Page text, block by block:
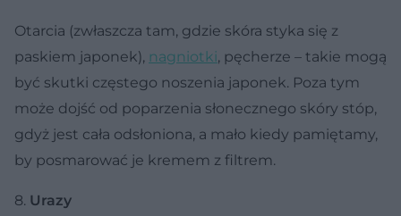
Otarcia (zwłaszcza tam, gdzie skóra styka się z
paskiem japonek), nagniotki, pęcherze – takie mogą
być skutki częstego noszenia japonek. Poza tym
może dojść od poparzenia słonecznego skóry stóp,
gdyż jest cała odsłoniona, a mało kiedy pamiętamy,
by posmarować je kremem z filtrem.
8. Urazy